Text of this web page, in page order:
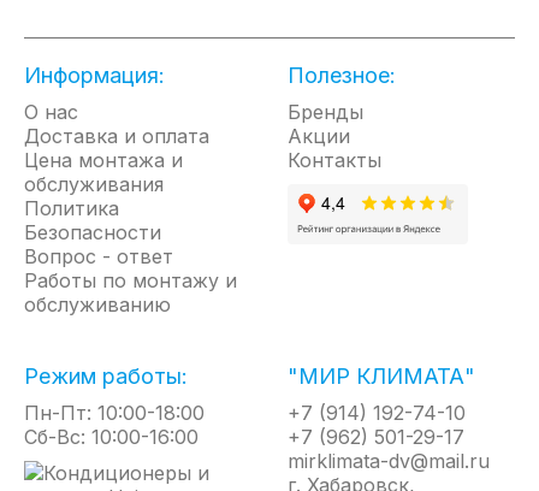
Информация:
О нас
Доставка и оплата
Цена монтажа и
обслуживания
Политика
Безопасности
Вопрос - ответ
Работы по монтажу и
обслуживанию
Полезное:
Бренды
Акции
Контакты
Режим работы:
Пн-Пт: 10:00-18:00
Сб-Вс: 10:00-16:00
"МИР КЛИМАТА"
+7 (914) 192-74-10
+7 (962) 501-29-17
mirklimata-dv@mail.ru
г. Хабаровск,